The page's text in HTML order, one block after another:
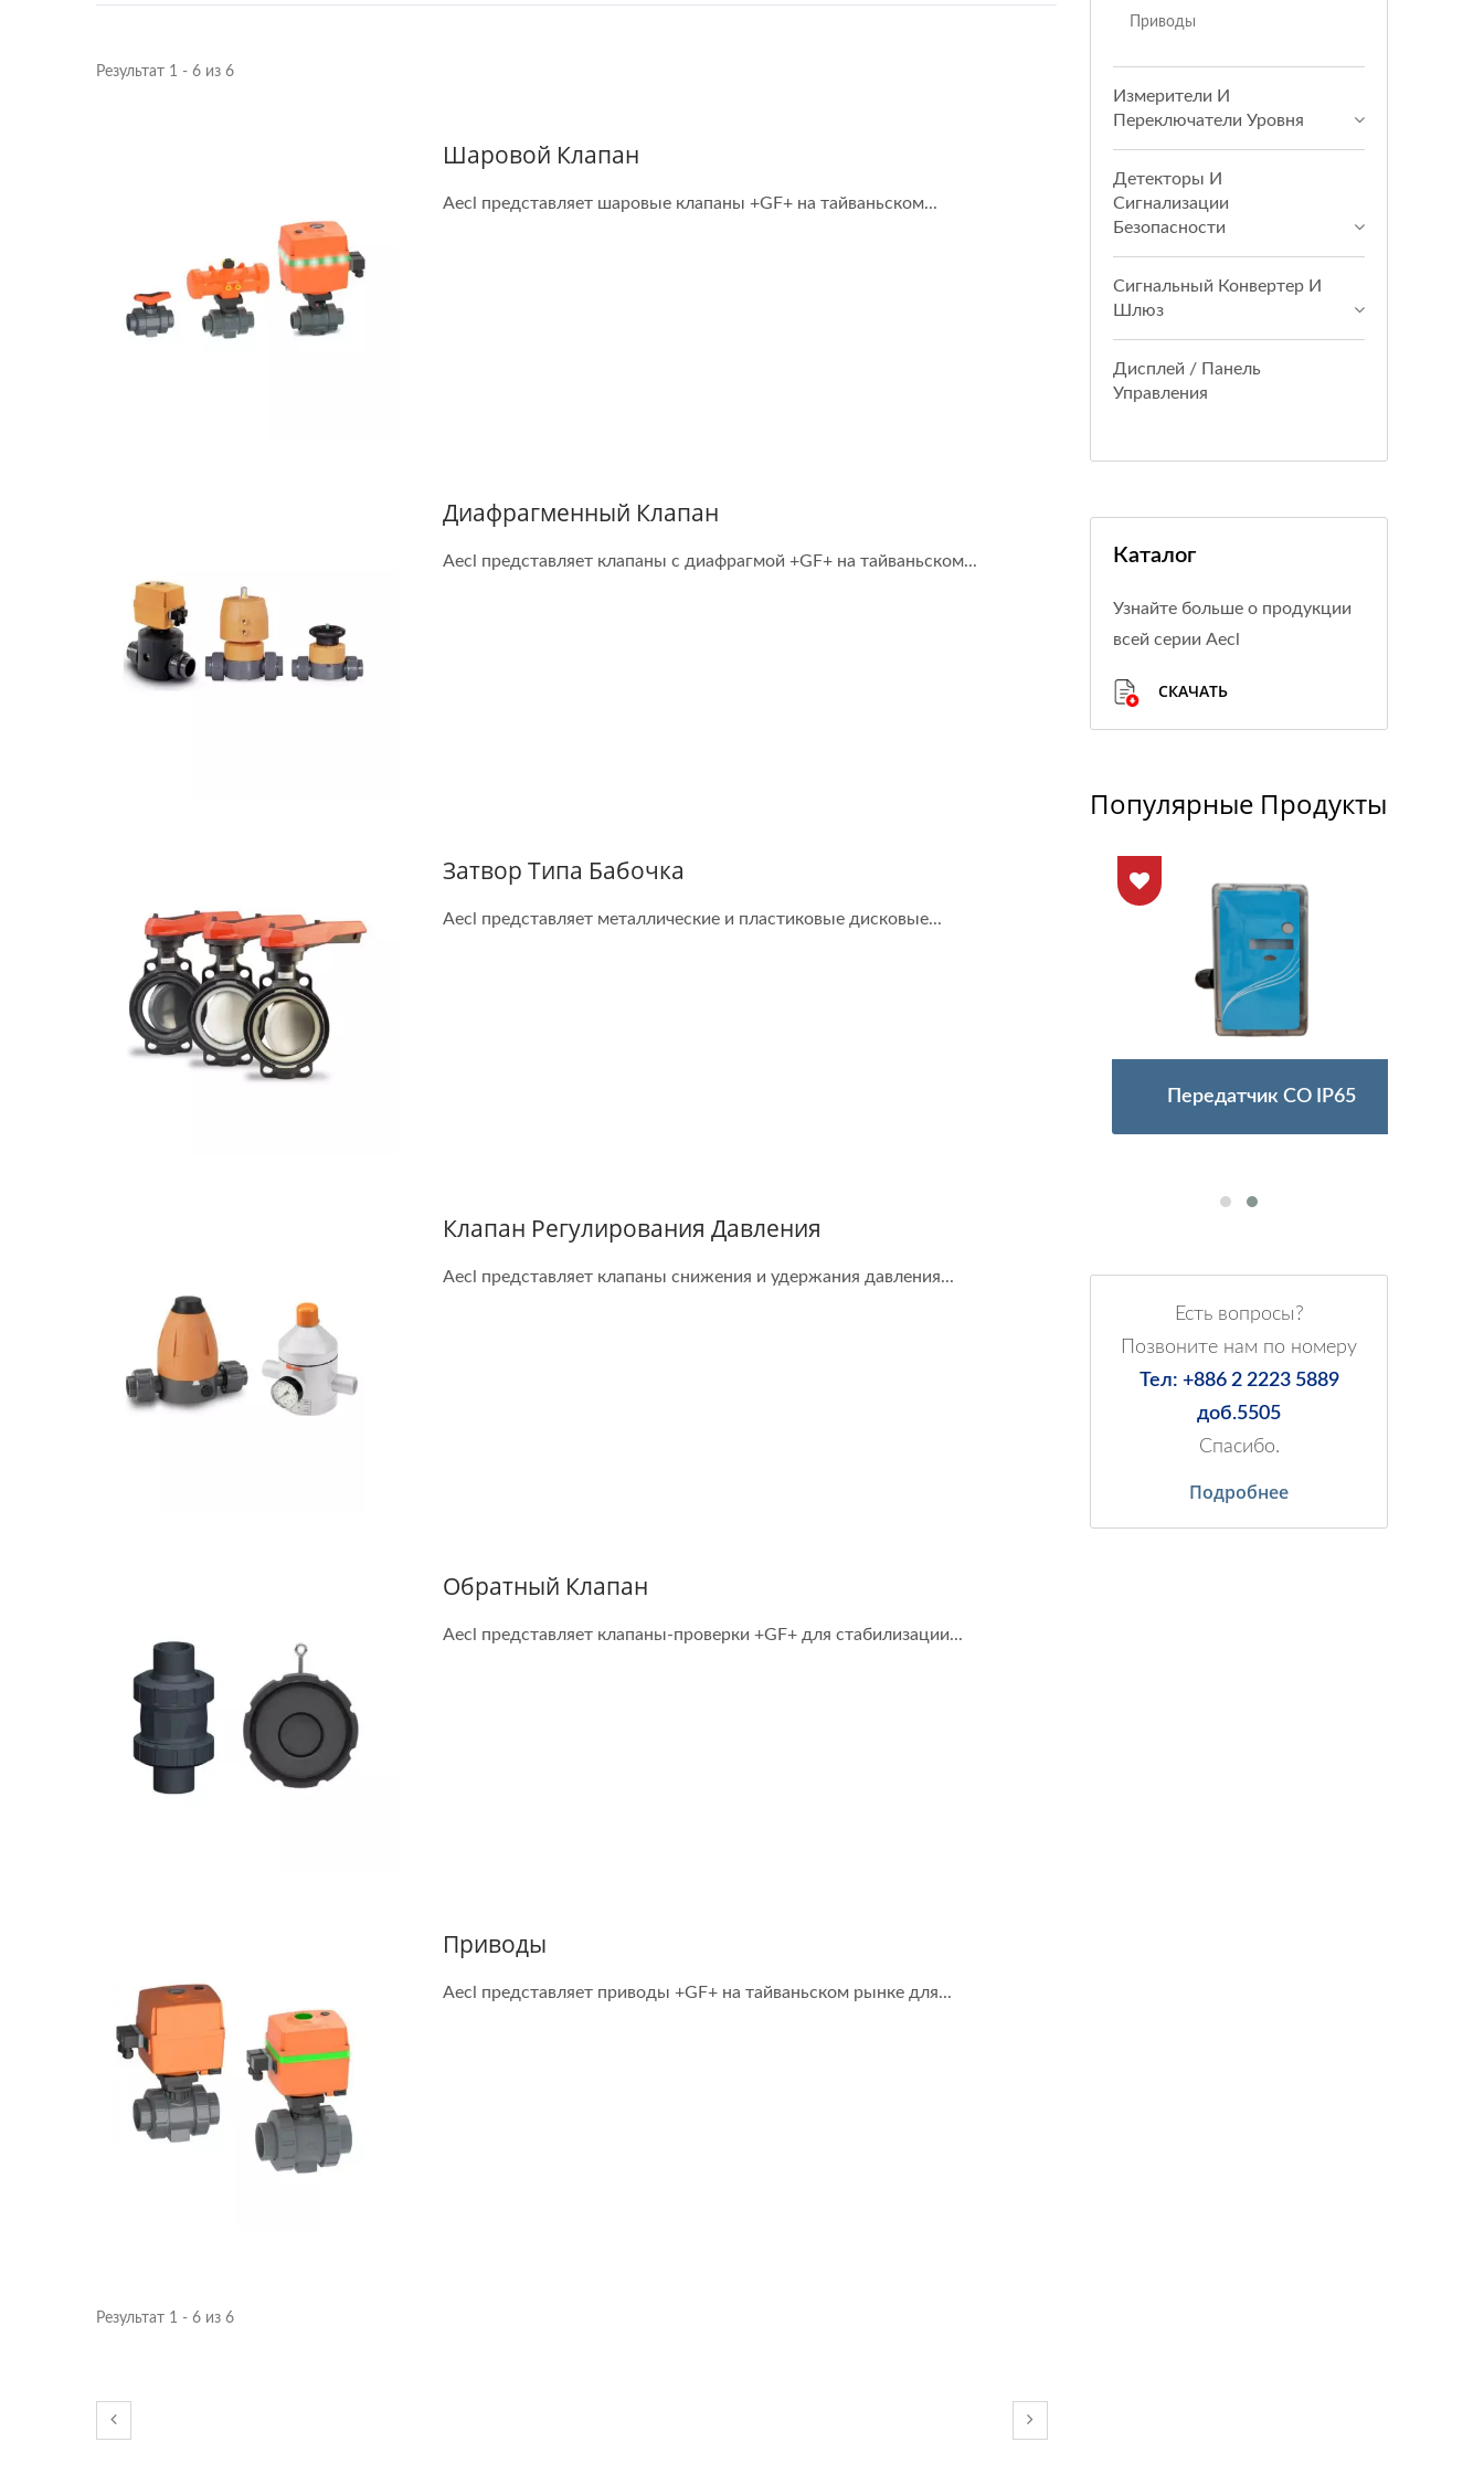
Результат 1 - 6 из 6
Шаровой Клапан
Aecl представляет шаровые клапаны +GF+ на тайваньском...
Диафрагменный Клапан
Aecl представляет клапаны с диафрагмой +GF+ на тайваньском...
Затвор Типа Бабочка
Aecl представляет металлические и пластиковые дисковые...
Клапан Регулирования Давления
Aecl представляет клапаны снижения и удержания давления...
Обратный Клапан
Aecl представляет клапаны-проверки +GF+ для стабилизации...
Приводы
Aecl представляет приводы +GF+ на тайваньском рынке для...
Результат 1 - 6 из 6
Приводы
Измерители И
Переключатели Уровня
Детекторы И
Сигнализации
Безопасности
Сигнальный Конвертер И
Шлюз
Дисплей / Панель
Управления
Каталог
Узнайте больше о продукции
всей серии Aecl
СКАЧАТЬ
Популярные Продукты
Передатчик CO IP65
Есть вопросы?
Позвоните нам по номеру
Тел: +886 2 2223 5889
доб.5505
Спасибо.
Подробнее